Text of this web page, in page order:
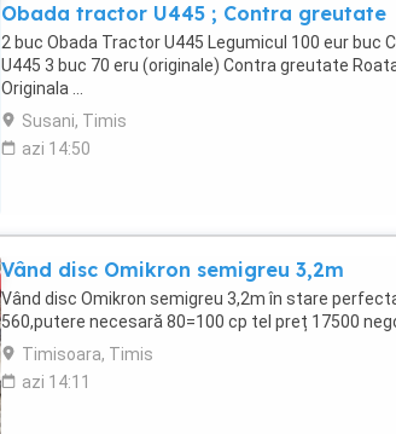
Obada tractor U445 ; Contra greutate
2 buc Obada Tractor U445 Legumicul 100 eur buc
U445 3 buc 70 eru (originale) Contra greutate
Originala ...
Susani, Timis
azi 14:50
Vând disc Omikron semigreu 3,2m
Vând disc Omikron semigreu 3,2m în stare
560,putere necesară 80=100 cp tel preț 17500
Timisoara, Timis
azi 14:11